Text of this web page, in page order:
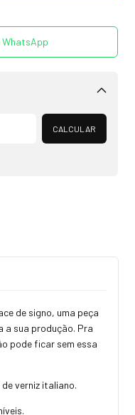
Alterar CEP
CALCULAR
de signo, uma peça
a sua produção. Pra
pode ficar sem essa
verniz italiano.